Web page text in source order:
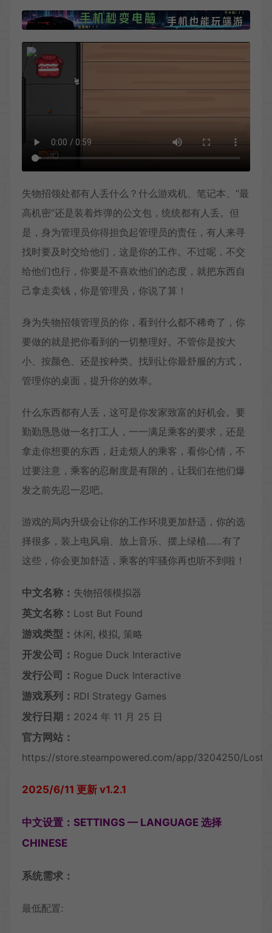
失物招领处都有人丢什么？什么游戏机、笔记本、“最
高机密”还是装着炸弹的公文包，统统都有人丢。但
是，身为管理员你得担负起管理员的责任，有人来寻
找时要及时交给他们，这是你的工作。不过呢，不交
给他们也行，你要是不喜欢他们的态度，就把东西自
己拿走卖钱，你是管理员，你说了算！
身为失物招领管理员的你，看到什么都不稀奇了，你
要做的就是把你看到的一切整理好。不管你是按大
小、按颜色、还是按种类。找到让你最舒服的方式，
管理你的桌面，提升你的效率。
什么东西都有人丢，这可是你发家致富的好机会。要
勤勤恳恳做一名打工人，一一满足乘客的要求，还是
拿走你想要的东西，赶走烦人的乘客，看你心情，不
过要注意，乘客的忍耐度是有限的，让我们在他们爆
发之前先忍一忍吧。
游戏的局内升级会让你的工作环境更加舒适，你的选
择很多，装上电风扇、放上音乐、摆上绿植……有了
这些，你会更加舒适，乘客的牢骚你再也听不到啦！
中文名称： 失物招领模拟器
英文名称： Lost But Found
游戏类型： 休闲, 模拟, 策略
开发公司： Rogue Duck Interactive
发行公司： Rogue Duck Interactive
游戏系列： RDI Strategy Games
发行日期： 2024 年 11 月 25 日
官方网站：
https://store.steampowered.com/app/3204250/
2025/6/11 更新 v1.2.1
中文设置：SETTINGS — LANGUAGE 选择
CHINESE
系统需求：
最低配置: